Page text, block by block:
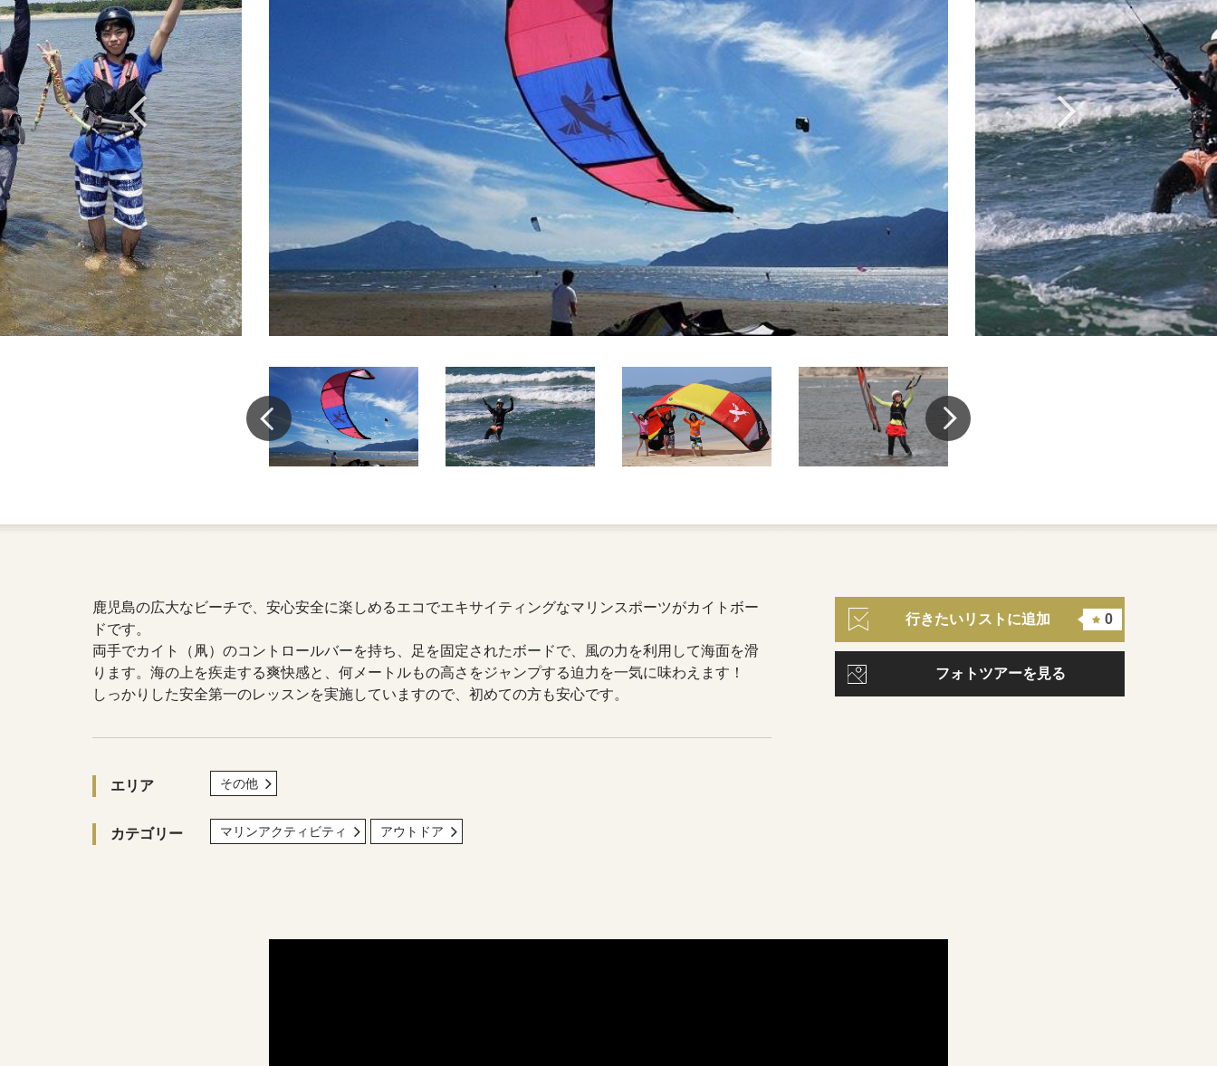
鹿児島の広大なビーチで、安心安全に楽しめるエコでエキサイティングなマリンスポーツがカイトボー
ドです。
両手でカイト（凧）のコントロールバーを持ち、足を固定されたボードで、風の力を利用して海面を滑
ります。海の上を疾走する爽快感と、何メートルもの高さをジャンプする迫力を一気に味わえます！
しっかりした安全第一のレッスンを実施していますので、初めての方も安心です。
エリア その他
カテゴリー マリンアクティビティ アウトドア
行きたいリストに追加 0
フォトツアーを見る